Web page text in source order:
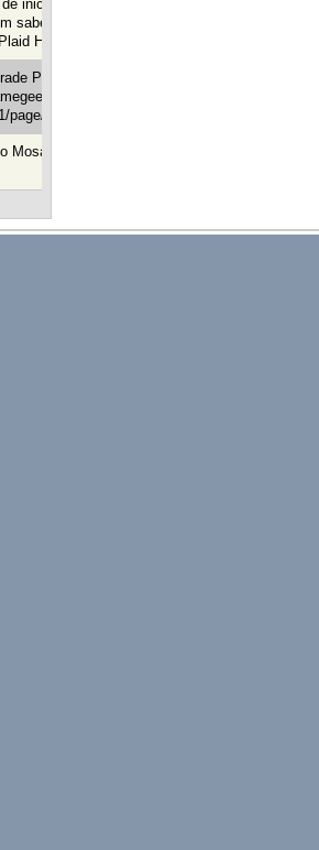
iniciaticva da expanção downood
sabe onde adquirir as cartas já
Hat e nada
Portuguesa a decorrer. Aqui:
geeklist/286035/portugal-
page/1
Mosaic em 10 minutos :)